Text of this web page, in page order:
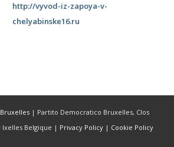
http://vyvod-iz-zapoya-v-
chelyabinske16.ru
| Partito Democratico Bruxelles, Clos
Ixelles Belgique | Privacy Policy| Cookie Policy